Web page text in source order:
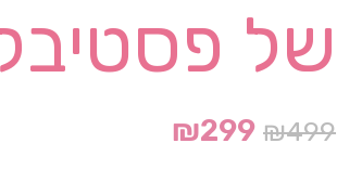
של
₪499
₪299